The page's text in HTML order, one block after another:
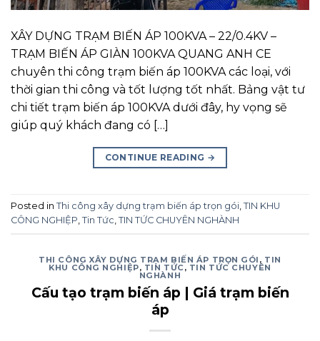
XÂY DỰNG TRẠM BIẾN ÁP 100KVA – 22/0.4KV –
TRẠM BIẾN ÁP GIÀN 100KVA QUANG ANH CE
chuyên thi công trạm biến áp 100KVA các loại, với
thời gian thi công và tốt lượng tốt nhất. Bảng vật tư
chi tiết trạm biến áp 100KVA dưới đây, hy vọng sẽ
giúp quý khách đang có […]
CONTINUE READING →
Posted in Thi công xây dựng trạm biến áp trọn gói, TIN KHU
CÔNG NGHIỆP, Tin Tức, TIN TỨC CHUYÊN NGHÀNH
THI CÔNG XÂY DỰNG TRẠM BIẾN ÁP TRỌN GÓI , TIN
KHU CÔNG NGHIỆP, TIN TỨC, TIN TỨC CHUYÊN
NGHÀNH
Cấu tạo trạm biến áp | Giá trạm biến
áp